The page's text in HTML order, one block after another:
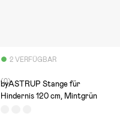
2 VERFÜGBAR
(0)
byASTRUP Stange für
Hindernis 120 cm, Mintgrün